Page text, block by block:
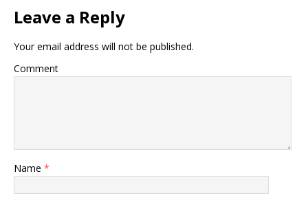
Leave a Reply
Your email address will not be published.
Comment
Name *